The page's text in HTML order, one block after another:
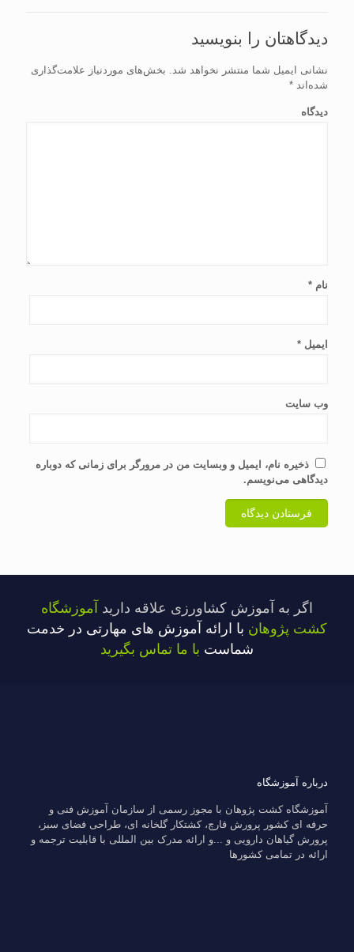
دیدگاهتان را بنویسید
نشانی ایمیل شما منتشر نخواهد شد. بخش‌های موردنیاز علامت‌گذاری
شده‌اند *
دیدگاه
نام *
ایمیل *
وب‌ سایت
ذخیره نام، ایمیل و وبسایت من در مرورگر برای زمانی که دوباره
دیدگاهی می‌نویسم.
اگر به آموزش کشاورزی علاقه دارید آموزشگاه
کشت پژوهان با ارائه آموزش های مهارتی در خدمت
شماست با ما تماس بگیرید
درباره آموزشگاه
آموزشگاه کشت پژوهان با مجوز رسمی از سازمان آموزش فنی و
حرفه ای کشور پرورش قارچ، کشتکار گلخانه ای، طراحی فضای سبز،
پرورش گیاهان دارویی و ...و ارائه مدرک بین المللی با قابلیت ترجمه و
ارائه در تمامی کشورها